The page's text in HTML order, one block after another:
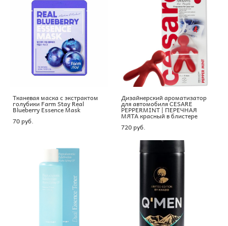
Тканевая маска с экстрактом
голубики Farm Stay Real
Blueberry Essence Mask
70 pуб.
Дизайнерский ароматизатор
для автомобиля CESARE
PEPPERMINT | ПЕРЕЧНАЯ
МЯТА красный в блистере
720 pуб.